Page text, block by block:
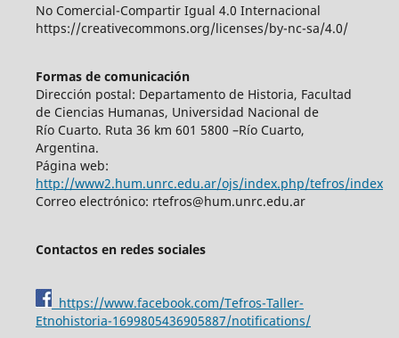
No Comercial-Compartir Igual 4.0 Internacional
https://creativecommons.org/licenses/by-nc-sa/4.0/
Formas de comunicación
Dirección postal: Departamento de Historia, Facultad
de Ciencias Humanas, Universidad Nacional de
Río Cuarto. Ruta 36 km 601 5800 –Río Cuarto,
Argentina.
Página web:
http://www2.hum.unrc.edu.ar/ojs/index.php/tefros/index
Correo electrónico: rtefros@hum.unrc.edu.ar
Contactos en redes sociales
https://www.facebook.com/Tefros-Taller-
Etnohistoria-1699805436905887/notifications/